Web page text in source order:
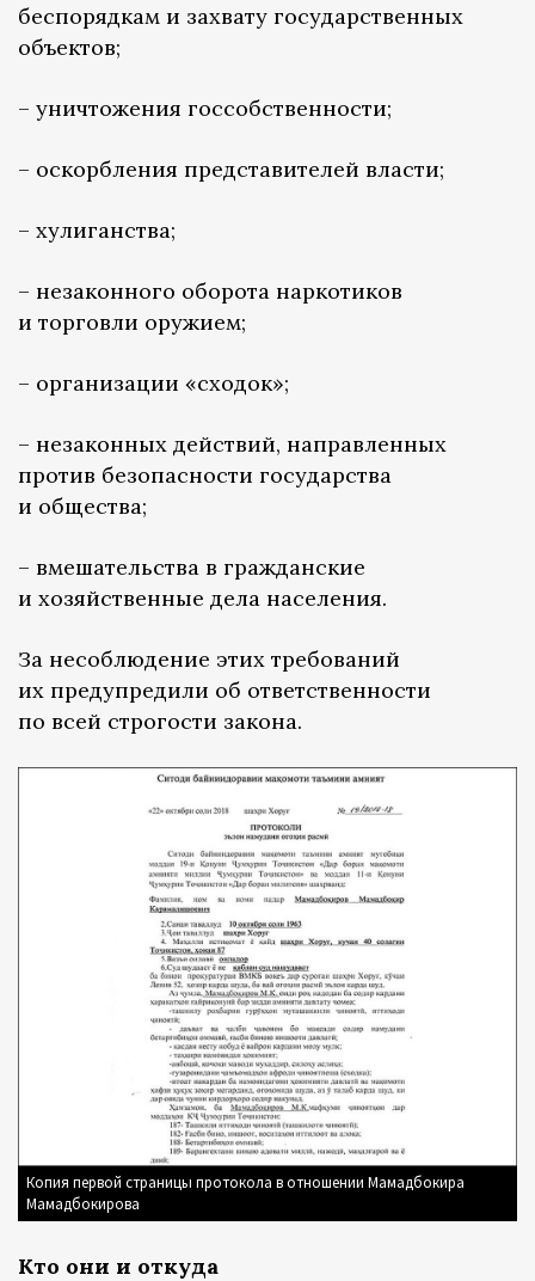
беспорядкам и захвату государственных
объектов;
– уничтожения госсобственности;
– оскорбления представителей власти;
– хулиганства;
– незаконного оборота наркотиков
и торговли оружием;
– организации «сходок»;
– незаконных действий, направленных
против безопасности государства
и общества;
– вмешательства в гражданские
и хозяйственные дела населения.
За несоблюдение этих требований
их предупредили об ответственности
по всей строгости закона.
Копия первой страницы протокола в отношении Мамадбокира
Мамадбокирова
Кто они и откуда